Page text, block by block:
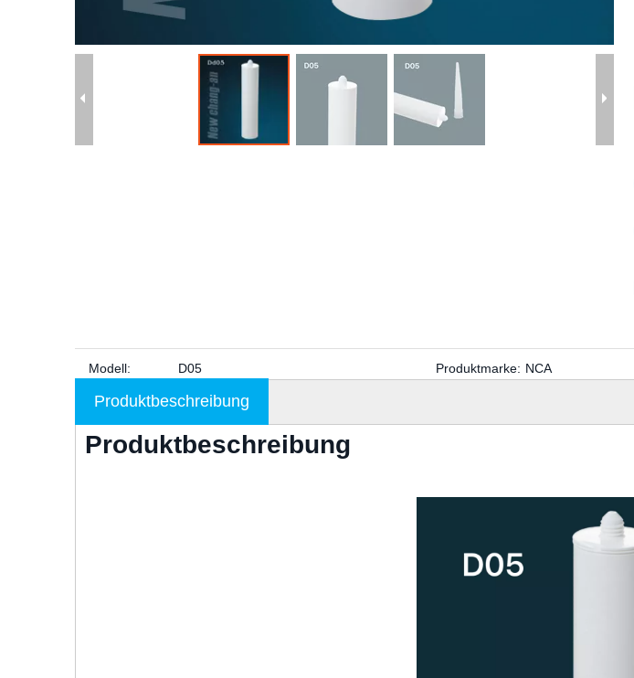
Modell: D05 Produktmarke: NCA
Produktbeschreibung
Produktbeschreibung